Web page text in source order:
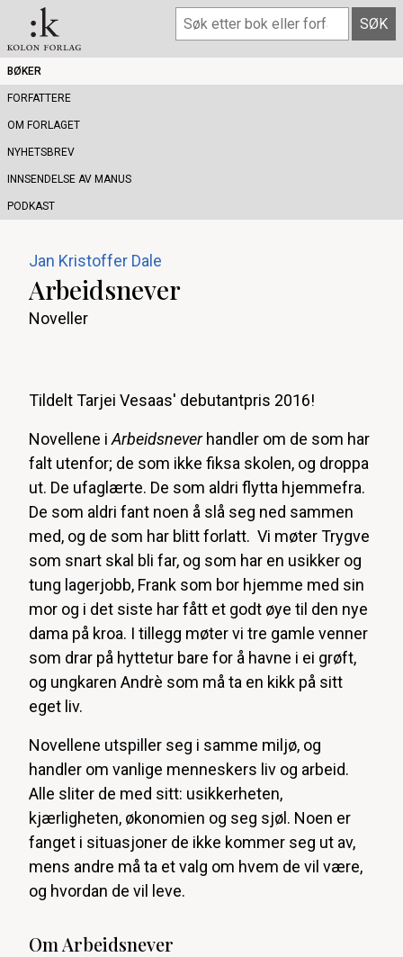
BØKER
FORFATTERE
OM FORLAGET
NYHETSBREV
INNSENDELSE AV MANUS
PODKAST
Jan Kristoffer Dale
Arbeidsnever
Noveller
Tildelt Tarjei Vesaas' debutantpris 2016!
Novellene i Arbeidsneverhandler om de som har
falt utenfor; de som ikke fiksa skolen, og droppa
ut. De ufaglærte. De som aldri flytta hjemmefra.
De som aldri fant noen å slå seg ned sammen
med, og de som har blitt forlatt. Vi møter Trygve
som snart skal bli far, og som har en usikker og
tung lagerjobb, Frank som bor hjemme med sin
mor og i det siste har fått et godt øye til den nye
dama på kroa. I tillegg møter vi tre gamle venner
som drar på hyttetur bare for å havne i ei grøft,
og ungkaren Andrè som må ta en kikk på sitt
eget liv.
Novellene utspiller seg i samme miljø, og
handler om vanlige menneskers liv og arbeid.
Alle sliter de med sitt: usikkerheten,
kjærligheten, økonomien og seg sjøl. Noen er
fanget i situasjoner de ikke kommer seg ut av,
mens andre må ta et valg om hvem de vil være,
og hvordan de vil leve.
Om Arbeidsnever